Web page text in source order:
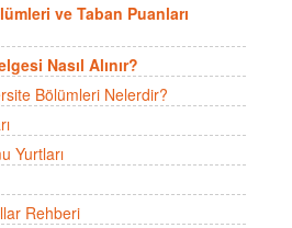
ve Taban Puanları
Nasıl Alınır?
Bölümleri Nelerdir?
Yurtları
Rehberi